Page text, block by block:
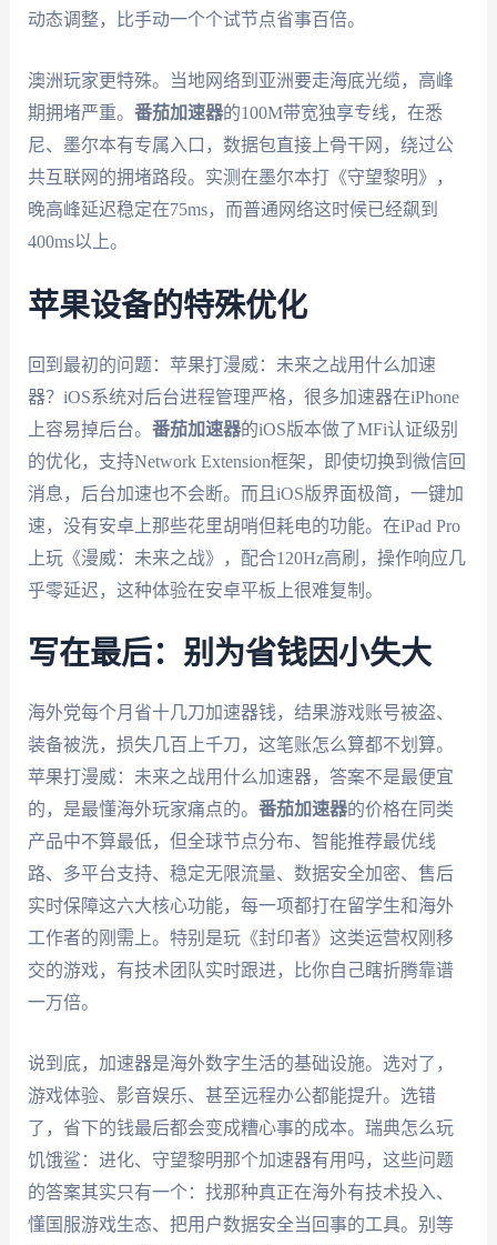
动态调整，比手动一个个试节点省事百倍。
澳洲玩家更特殊。当地网络到亚洲要走海底光缆，高峰
期拥堵严重。 番茄加速器的100M带宽独享专线，在悉
尼、墨尔本有专属入口，数据包直接上骨干网，绕过公
共互联网的拥堵路段。实测在墨尔本打《守望黎明》，
晚高峰延迟稳定在75ms，而普通网络这时候已经飙到
400ms以上。
苹果设备的特殊优化
回到最初的问题：苹果打漫威：未来之战用什么加速
器？iOS系统对后台进程管理严格，很多加速器在iPhone
上容易掉后台。 番茄加速器的iOS版本做了MFi认证级别
的优化，支持Network Extension框架，即使切换到微信回
消息，后台加速也不会断。而且iOS版界面极简，一键加
速，没有安卓上那些花里胡哨但耗电的功能。在iPad Pro
上玩《漫威：未来之战》，配合120Hz高刷，操作响应几
乎零延迟，这种体验在安卓平板上很难复制。
写在最后：别为省钱因小失大
海外党每个月省十几刀加速器钱，结果游戏账号被盗、
装备被洗，损失几百上千刀，这笔账怎么算都不划算。
苹果打漫威：未来之战用什么加速器，答案不是最便宜
的，是最懂海外玩家痛点的。 番茄加速器的价格在同类
产品中不算最低，但全球节点分布、智能推荐最优线
路、多平台支持、稳定无限流量、数据安全加密、售后
实时保障这六大核心功能，每一项都打在留学生和海外
工作者的刚需上。特别是玩《封印者》这类运营权刚移
交的游戏，有技术团队实时跟进，比你自己瞎折腾靠谱
一万倍。
说到底，加速器是海外数字生活的基础设施。选对了，
游戏体验、影音娱乐、甚至远程办公都能提升。选错
了，省下的钱最后都会变成糟心事的成本。瑞典怎么玩
饥饿鲨：进化、守望黎明那个加速器有用吗，这些问题
的答案其实只有一个：找那种真正在海外有技术投入、
懂国服游戏生态、把用户数据安全当回事的工具。别等